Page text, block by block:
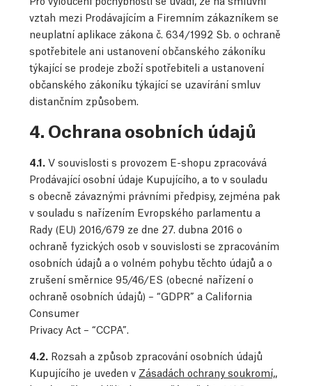
vztah mezi Prodávajícím a Firemním zákazníkem se
neuplatní aplikace zákona č. 634/1992 Sb. o ochraně
spotřebitele ani ustanovení občanského zákoníku
týkající se prodeje zboží spotřebiteli a ustanovení
občanského zákoníku týkající se uzavírání smluv
distančním způsobem.
4. Ochrana osobních údajů
4.1. V souvislosti s provozem E-shopu zpracovává
Prodávající osobní údaje Kupujícího, a to v souladu
s obecně závaznými právními předpisy, zejména pak
v souladu s nařízením Evropského parlamentu a
Rady (EU) 2016/679 ze dne 27. dubna 2016 o
ochraně fyzických osob v souvislosti se zpracováním
osobních údajů a o volném pohybu těchto údajů a o
zrušení směrnice 95/46/ES (obecné nařízení o
ochraně osobních údajů) – “GDPR” a California
Consumer
Privacy Act – “CCPA”.
4.2. Rozsah a způsob zpracování osobních údajů
Kupujícího je uveden v Zásadách ochrany soukromí,,